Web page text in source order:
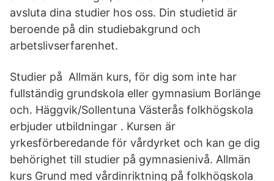
avsluta dina studier hos oss. Din studietid är
beroende på din studiebakgrund och
arbetslivserfarenhet.
Studier på Allmän kurs, för dig som inte har
fullständig grundskola eller gymnasium Borlänge
och. Häggvik/Sollentuna Västerås folkhögskola
erbjuder utbildningar . Kursen är
yrkesförberedande för vårdyrket och kan ge dig
behörighet till studier på gymnasienivå. Allmän
kurs Grund med vårdinriktning på folkhögskola